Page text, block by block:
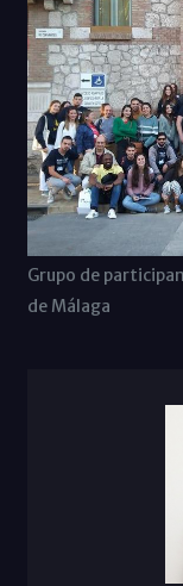
Grupo de
de Málaga